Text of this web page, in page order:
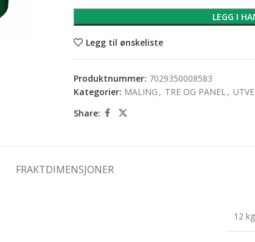
LEGG I
Legg til ønskeliste
Produktnummer: 7029350008583
Kategorier: MALING , TRE OG PANEL,
Share:
FRAKTDIMENSJONER
12 kg